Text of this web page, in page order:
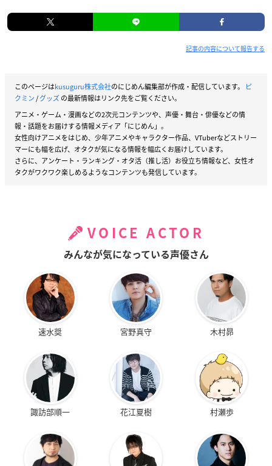
記事の内容について報告する
このページはkusuguru株式会社のにじめん編集部が作成・配信しています。
ピ
クミン/グッズの最新情報はリンク先をご覧ください。
アニメ・ゲーム・漫画などの2次元コンテンツや、声優・舞台・俳優などの情
報・話題をお届けする情報メディア「にじめん」。
女性向けアニメをはじめ、少年アニメやキャラクター作品、VTuberなどストリー
マーにも幅を広げ、オタクが気になる情報を幅広くお届けしています。
さらに、アンケート・ランキング・オタ活（推し活）お役立ち情報など、女性オ
タクがワクワク楽しめるようなコンテンツも発信しています。
VOICE ACTOR
みんなが気になっている声優さん
速水奨 宮野真守 木村昴
諏訪部順一 花江夏樹 村瀬歩